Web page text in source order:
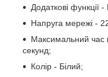
Додаткові
Напруга мережі -
Максимальний час
секунд;
Колір - Білий;